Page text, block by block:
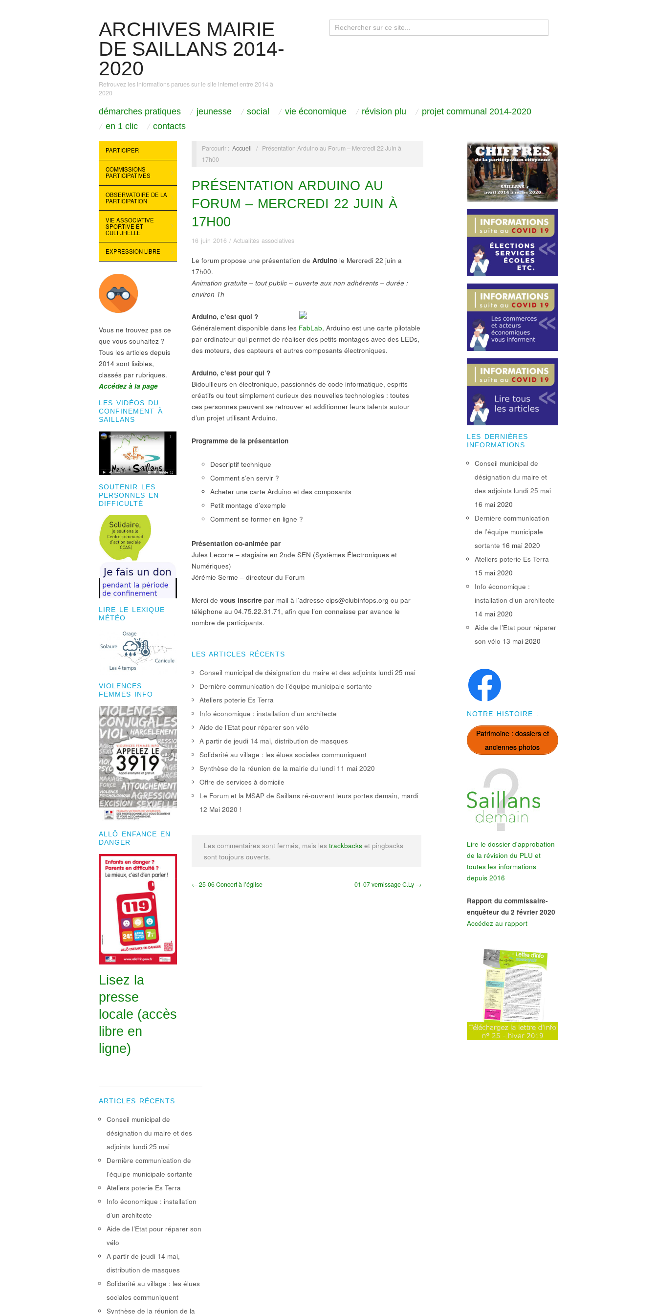
ARCHIVES MAIRIE
DE SAILLANS 2014-
2020
Retrouvez les informations parues sur le site internet entre 2014 à
2020
démarches pratiques jeunesse social vie économique révision plu
projet communal 2014-2020
en 1 clic
contacts
PARTICIPER
COMMISSIONS
PARTICIPATIVES
OBSERVATOIRE DE LA
PARTICIPATION
VIE ASSOCIATIVE
SPORTIVE ET
CULTURELLE
EXPRESSION LIBRE
Vous ne trouvez pas ce
que vous souhaitez ?
Tous les articles depuis
2014 sont lisibles,
classés par rubriques.
Accédez à la page
LES VIDÉOS DU
CONFINEMENT À
SAILLANS
SOUTENIR LES
PERSONNES EN
DIFFICULTÉ
LIRE LE LEXIQUE
MÉTÉO
VIOLENCES
FEMMES INFO
ALLÔ ENFANCE EN
DANGER
Lisez la
presse
locale (accès
libre en
ligne)
Parcourir : Accueil / Présentation Arduino au Forum – Mercredi 22 Juin à
17h00
PRÉSENTATION ARDUINO AU
FORUM – MERCREDI 22 JUIN À
17H00
16 juin 2016 / Actualités associatives
Le forum propose une présentation de Arduino le Mercredi 22 juin a
17h00.
Animation gratuite – tout public – ouverte aux non adhérents – durée :
environ 1h
Arduino, c’est quoi ?
Généralement disponible dans les FabLab, Arduino est une carte pilotable
par ordinateur qui permet de réaliser des petits montages avec des LEDs,
des moteurs, des capteurs et autres composants électroniques.
Arduino, c’est pour qui ?
Bidouilleurs en électronique, passionnés de code informatique, esprits
créatifs ou tout simplement curieux des nouvelles technologies : toutes
ces personnes peuvent se retrouver et additionner leurs talents autour
d’un projet utilisant Arduino.
Programme de la présentation
Descriptif technique
Comment s’en servir ?
Acheter une carte Arduino et des composants
Petit montage d’exemple
Comment se former en ligne ?
Présentation co-animée par
Jules Lecorre – stagiaire en 2nde SEN (Systèmes Électroniques et
Numériques)
Jérémie Serme – directeur du Forum
Merci de vous inscrire par mail à l’adresse cips@clubinfops.org ou par
téléphone au 04.75.22.31.71, afin que l’on connaisse par avance le
nombre de participants.
LES ARTICLES RÉCENTS
Conseil municipal de désignation du maire et des adjoints lundi 25 mai
Dernière communication de l’équipe municipale sortante
Ateliers poterie Es Terra
Info économique : installation d’un architecte
Aide de l’Etat pour réparer son vélo
A partir de jeudi 14 mai, distribution de masques
Solidarité au village : les élues sociales communiquent
Synthèse de la réunion de la mairie du lundi 11 mai 2020
Offre de services à domicile
Le Forum et la MSAP de Saillans ré-ouvrent leurs portes demain, mardi
12 Mai 2020 !
Les commentaires sont fermés, mais les trackbacks et pingbacks
sont toujours ouverts.
← 25-06 Concert à l’église 01-07 vernissage C.Ly →
LES DERNIÈRES
INFORMATIONS
Conseil municipal de
désignation du maire et
des adjoints lundi 25 mai
16 mai 2020
Dernière communication
de l’équipe municipale
sortante 16 mai 2020
Ateliers poterie Es Terra
15 mai 2020
Info économique :
installation d’un architecte
14 mai 2020
Aide de l’Etat pour réparer
son vélo 13 mai 2020
NOTRE HISTOIRE :
Patrimoine : dossiers et
anciennes photos
Lire le dossier d'approbation
de la révision du PLU et
toutes les informations
depuis 2016
Rapport du commissaire-
enquêteur du 2 février 2020
Accédez au rapport
ARTICLES RÉCENTS
Conseil municipal de
désignation du maire et des
adjoints lundi 25 mai
Dernière communication de
l’équipe municipale sortante
Ateliers poterie Es Terra
Info économique : installation
d’un architecte
Aide de l’Etat pour réparer son
vélo
A partir de jeudi 14 mai,
distribution de masques
Solidarité au village : les élues
sociales communiquent
Synthèse de la réunion de la